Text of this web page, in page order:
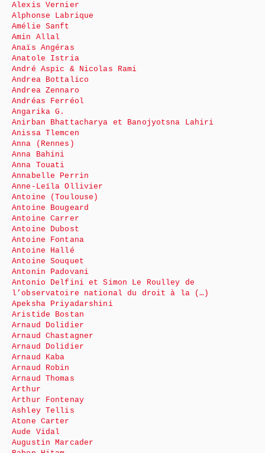
Alexis Vernier
Alphonse Labrique
Amélie Sanft
Amin Allal
Anaïs Angéras
Anatole Istria
André Aspic & Nicolas Rami
Andrea Bottalico
Andrea Zennaro
Andréas Ferréol
Angarika G.
Anirban Bhattacharya et Banojyotsna Lahiri
Anissa Tlemcen
Anna (Rennes)
Anna Bahini
Anna Touati
Annabelle Perrin
Anne-Leïla Ollivier
Antoine (Toulouse)
Antoine Bougeard
Antoine Carrer
Antoine Dubost
Antoine Fontana
Antoine Hallé
Antoine Souquet
Antonin Padovani
Antonio Delfini et Simon Le Roulley de
l’observatoire national du droit à la (…)
Apeksha Priyadarshini
Aristide Bostan
Arnaud Dolidier
Arnaud Chastagner
Arnaud Dolidier
Arnaud Kaba
Arnaud Robin
Arnaud Thomas
Arthur
Arthur Fontenay
Ashley Tellis
Atone Carter
Aude Vidal
Augustin Marcader